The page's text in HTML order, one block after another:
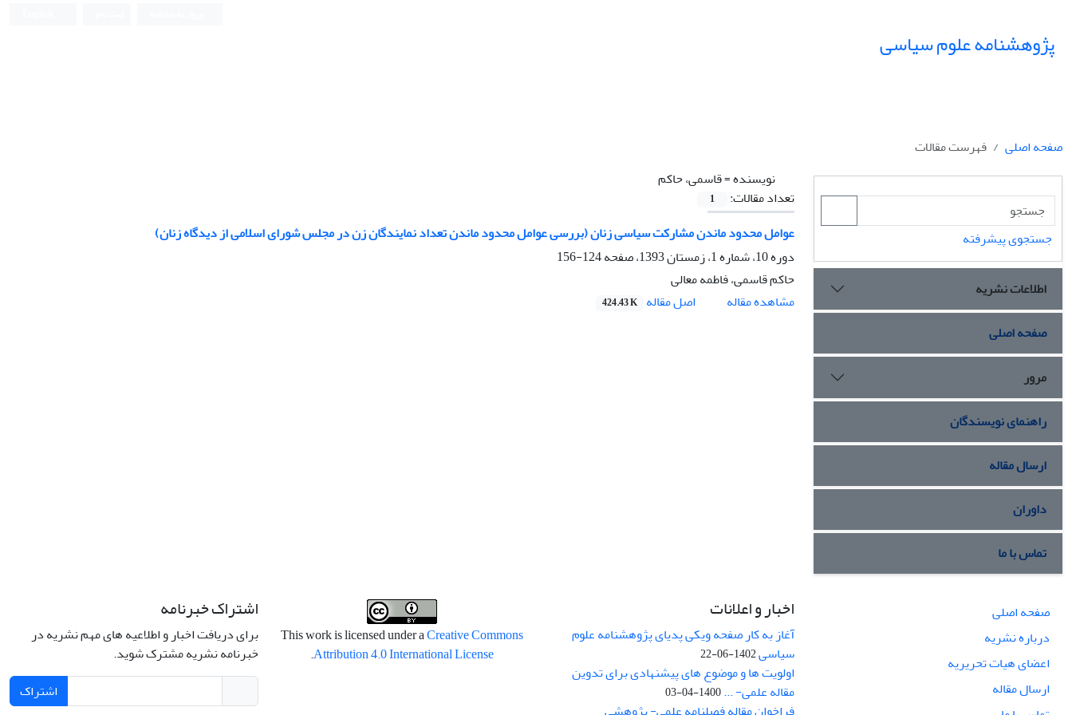
پژوهشنامه علوم سیاسی
صفحه اصلی
فهرست مقالات
نویسنده =قاسمی، حاکم
تعداد مقالات:
1
عوامل محدود ماندن مشارکت سیاسی زنان (بررسی عوامل محدود ماندن تعداد نمایندگان زن در مجلس شورای اسلامی از دیدگاه زنان)
دوره 10، شماره 1، زمستان 1393، صفحه
124-156
حاکم قاسمی، فاطمه معالی
مشاهده مقاله
اصل مقاله 424.43 K
جستجوی پیشرفته
اطلاعات نشریه
صفحه اصلی
مرور
راهنمای نویسندگان
ارسال مقاله
داوران
تماس با ما
صفحه اصلی
درباره نشریه
اعضای هیات تحریریه
ارسال مقاله
اخبار و اعلانات
آغاز به کار صفحه ویکی پدیای پژوهشنامه علوم
سیاسی1402-06-22
اولویت ها و موضوع های پیشنهادی برای تدوین
مقاله علمی- ...1400-04-03
This work is licensed under aCreative Commons
Attribution 4.0 International License
.
اشتراک خبرنامه
برای دریافت اخبار و اطلاعیه های مهم نشریه در
خبرنامه نشریه مشترک شوید.
اشتراک